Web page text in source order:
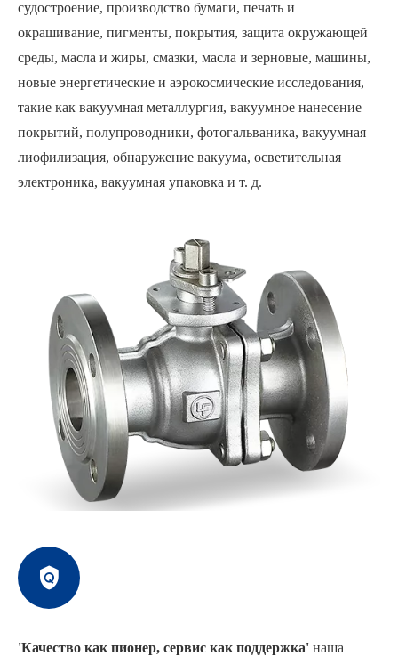
судостроение, производство бумаги, печать и
окрашивание, пигменты, покрытия, защита окружающей
среды, масла и жиры, смазки, масла и зерновые, машины,
новые энергетические и аэрокосмические исследования,
такие как вакуумная металлургия, вакуумное нанесение
покрытий, полупроводники, фотогальваника, вакуумная
лиофилизация, обнаружение вакуума, осветительная
электроника, вакуумная упаковка и т. д.
'Качество как пионер, сервис как поддержка' наша